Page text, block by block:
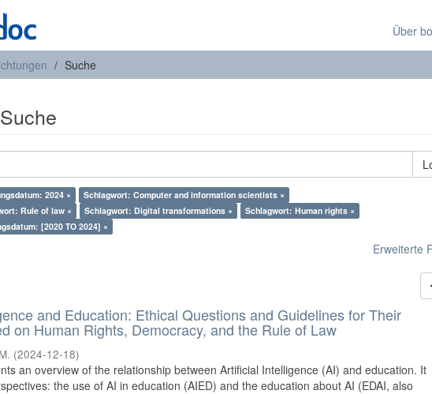
Über
Suche
2024 ×
Schlagwort: Computer and information scientists ×
Rule of law × Schlagwort: Digital transformations ×
Schlagwort: Human rights ×
[2020 TO 2024] ×
Erweiterte
and Education: Ethical Questions and Guidelines for Their
on Human Rights, Democracy, and the Rule of Law
(2024-12-18)
an overview of the relationship between Artificial Intelligence (AI) and education. It
the use of AI in education (AIED) and the education about AI (EDAI, also